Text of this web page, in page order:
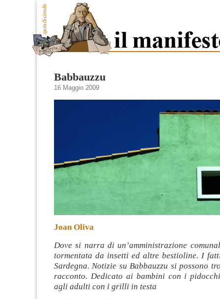
Babbauzzu
16 Maggio 2009
Joan Oliva
Dove si narra di un’amministrazione
tormentata da insetti ed altre bestioline. I
Sardegna. Notizie su Babbauzzu si possono
racconto. Dedicato ai bambini con i
agli adulti con i grilli in testa